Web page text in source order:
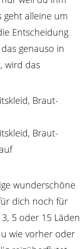
geht alleine um
Entscheidung
genauso in
wird das
wunderschöne
dich noch für
5 oder 15 Läden
wie vorher oder